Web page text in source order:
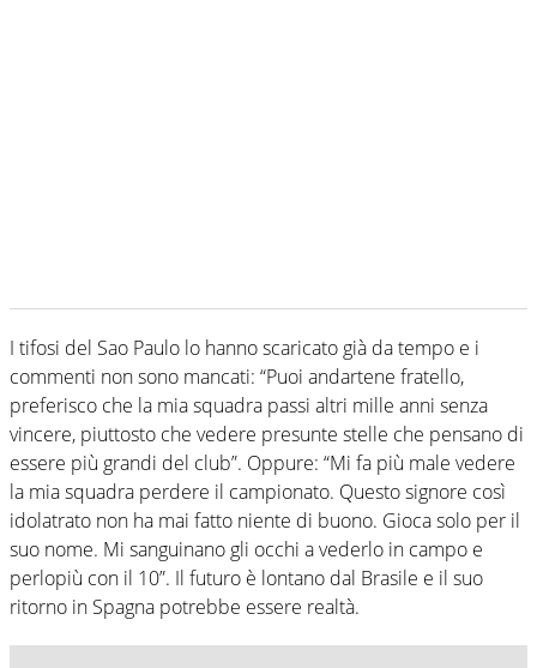
I tifosi del Sao Paulo lo hanno scaricato già da tempo e i
commenti non sono mancati: “Puoi andartene fratello,
preferisco che la mia squadra passi altri mille anni senza
vincere, piuttosto che vedere presunte stelle che pensano di
essere più grandi del club”. Oppure: “Mi fa più male vedere
la mia squadra perdere il campionato. Questo signore così
idolatrato non ha mai fatto niente di buono. Gioca solo per il
suo nome. Mi sanguinano gli occhi a vederlo in campo e
perlopiù con il 10”. Il futuro è lontano dal Brasile e il suo
ritorno in Spagna potrebbe essere realtà.